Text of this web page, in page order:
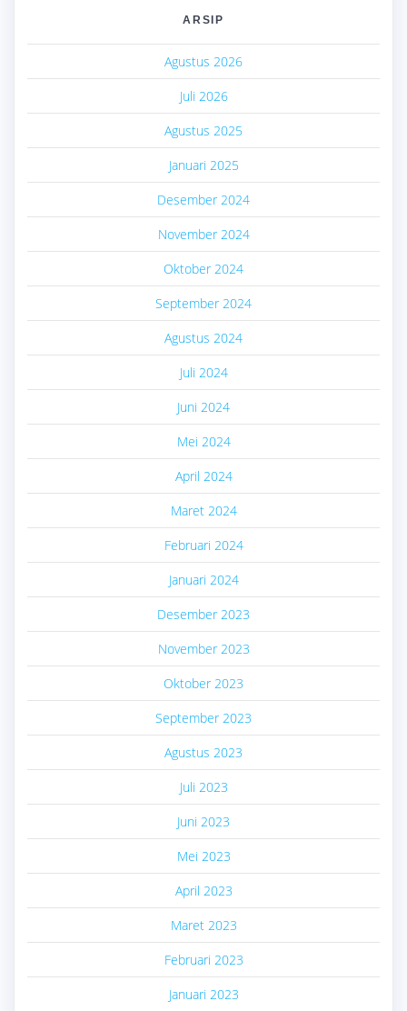
ARSIP
Agustus 2026
Juli 2026
Agustus 2025
Januari 2025
Desember 2024
November 2024
Oktober 2024
September 2024
Agustus 2024
Juli 2024
Juni 2024
Mei 2024
April 2024
Maret 2024
Februari 2024
Januari 2024
Desember 2023
November 2023
Oktober 2023
September 2023
Agustus 2023
Juli 2023
Juni 2023
Mei 2023
April 2023
Maret 2023
Februari 2023
Januari 2023